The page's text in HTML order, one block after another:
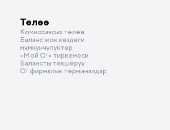
Төлөө
Комиссиясыз төлөө
Баланс жок кездеги
мүмкүнчүлүктөр
«Мой О!» тиркемеси
Балансты текшерүү
О! фирмалык терминалдар